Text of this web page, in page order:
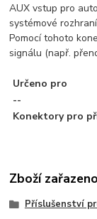
AUX vstup pro
systémové
Pomocí tohoto
signálu (např.
Určeno pro
--
Konektory pro
Zboží
Příslušenství